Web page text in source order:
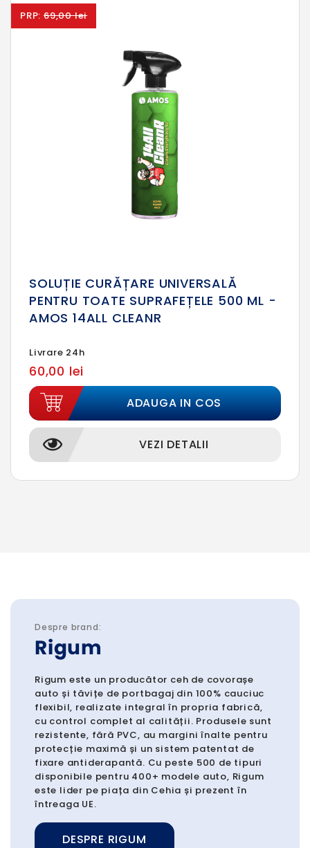
PRP: 69,00 lei
SOLUȚIE CURĂȚARE UNIVERSALĂ
PENTRU TOATE SUPRAFEȚELE 500 ML -
AMOS 14ALL CLEANR
Livrare 24h
60,00 lei
ADAUGA IN COS
VEZI DETALII
Despre brand:
Rigum
Rigum este un producător ceh de covorașe
auto și tăvițe de portbagaj din 100% cauciuc
flexibil, realizate integral în propria fabrică,
cu control complet al calității. Produsele sunt
rezistente, fără PVC, au margini înalte pentru
protecție maximă și un sistem patentat de
fixare antiderapantă. Cu peste 500 de tipuri
disponibile pentru 400+ modele auto, Rigum
este lider pe piața din Cehia și prezent în
întreaga UE.
DESPRE RIGUM